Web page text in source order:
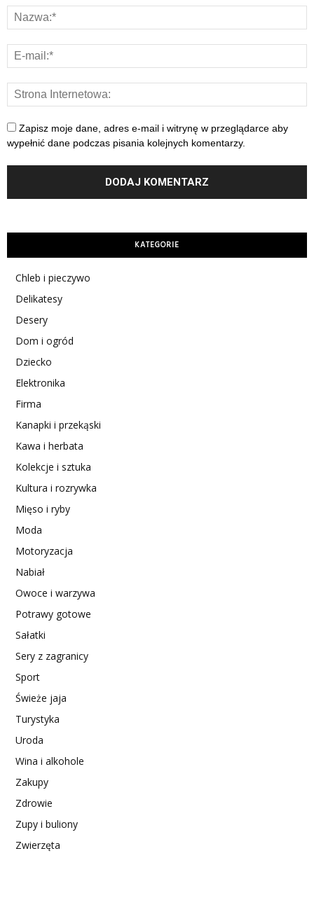
Zapisz moje dane, adres e-mail i witrynę w przeglądarce aby
wypełnić dane podczas pisania kolejnych komentarzy.
KATEGORIE
Chleb i pieczywo
Delikatesy
Desery
Dom i ogród
Dziecko
Elektronika
Firma
Kanapki i przekąski
Kawa i herbata
Kolekcje i sztuka
Kultura i rozrywka
Mięso i ryby
Moda
Motoryzacja
Nabiał
Owoce i warzywa
Potrawy gotowe
Sałatki
Sery z zagranicy
Sport
Świeże jaja
Turystyka
Uroda
Wina i alkohole
Zakupy
Zdrowie
Zupy i buliony
Zwierzęta